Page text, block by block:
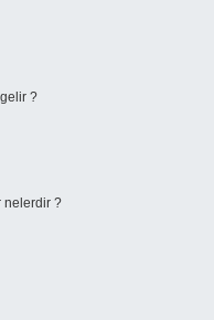
?
nelerdir ?